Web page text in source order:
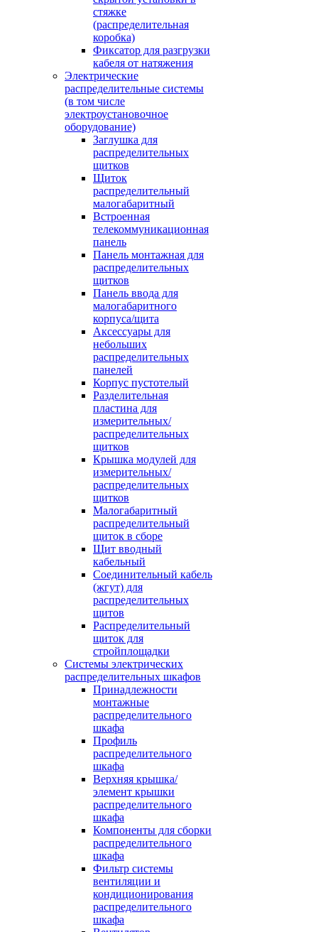
стяжке
(распределительная
коробка)
Фиксатор для разгрузки
кабеля от натяжения
Электрические
распределительные системы
(в том числе
электроустановочное
оборудование)
Заглушка для
распределительных
щитков
Щиток
распределительный
малогабаритный
Встроенная
телекоммуникационная
панель
Панель монтажная для
распределительных
щитков
Панель ввода для
малогабаритного
корпуса/щита
Аксессуары для
небольших
распределительных
панелей
Корпус пустотелый
Разделительная
пластина для
измерительных/
распределительных
щитков
Крышка модулей для
измерительных/
распределительных
щитков
Малогабаритный
распределительный
щиток в сборе
Щит вводный
кабельный
Соединительный кабель
(жгут) для
распределительных
щитов
Распределительный
щиток для
стройплощадки
Системы электрических
распределительных шкафов
Принадлежности
монтажные
распределительного
шкафа
Профиль
распределительного
шкафа
Верхняя крышка/
элемент крышки
распределительного
шкафа
Компоненты для сборки
распределительного
шкафа
Фильтр системы
вентиляции и
кондиционирования
распределительного
шкафа